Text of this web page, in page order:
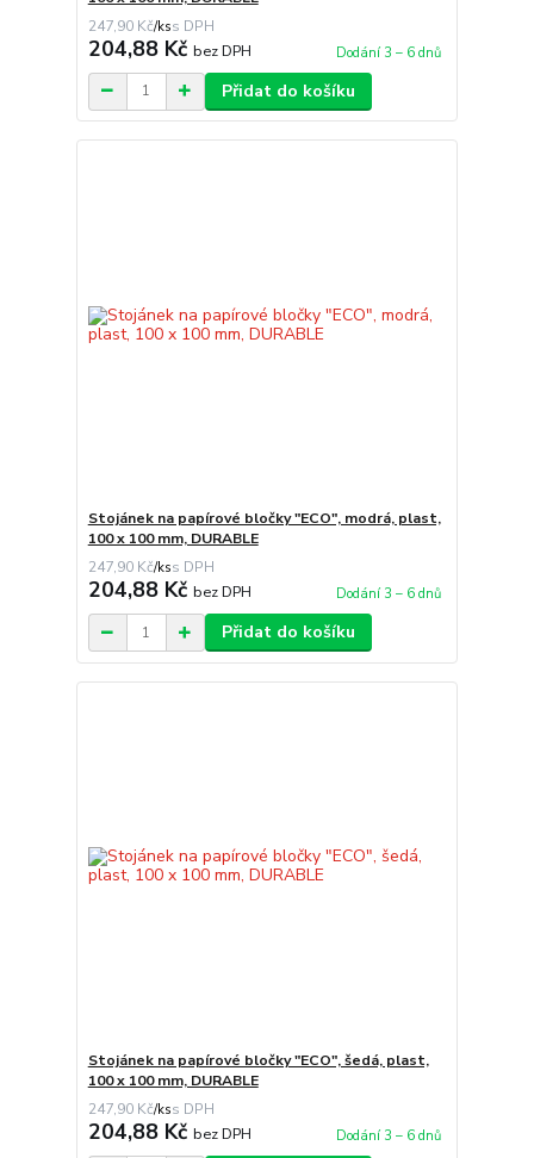
247,90 Kč/ks
204,88 Kč bez DPH Dodání 3 – 6 dnů
Přidat do košíku
Stojánek na papírové bločky "ECO", modrá, plast,
100 x 100 mm, DURABLE
247,90 Kč/ks
204,88 Kč bez DPH Dodání 3 – 6 dnů
Přidat do košíku
Stojánek na papírové bločky "ECO", šedá, plast,
100 x 100 mm, DURABLE
247,90 Kč/ks
204,88 Kč bez DPH Dodání 3 – 6 dnů